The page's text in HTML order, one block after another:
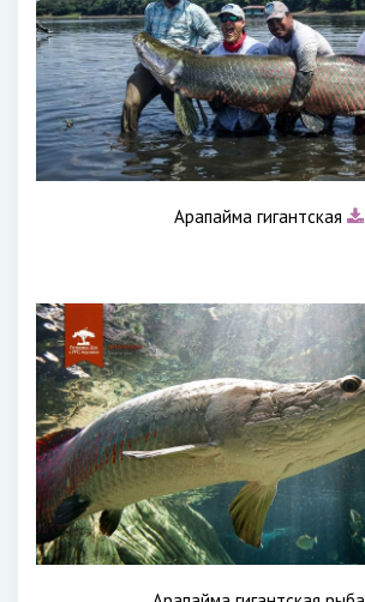
Арапайма гигантская